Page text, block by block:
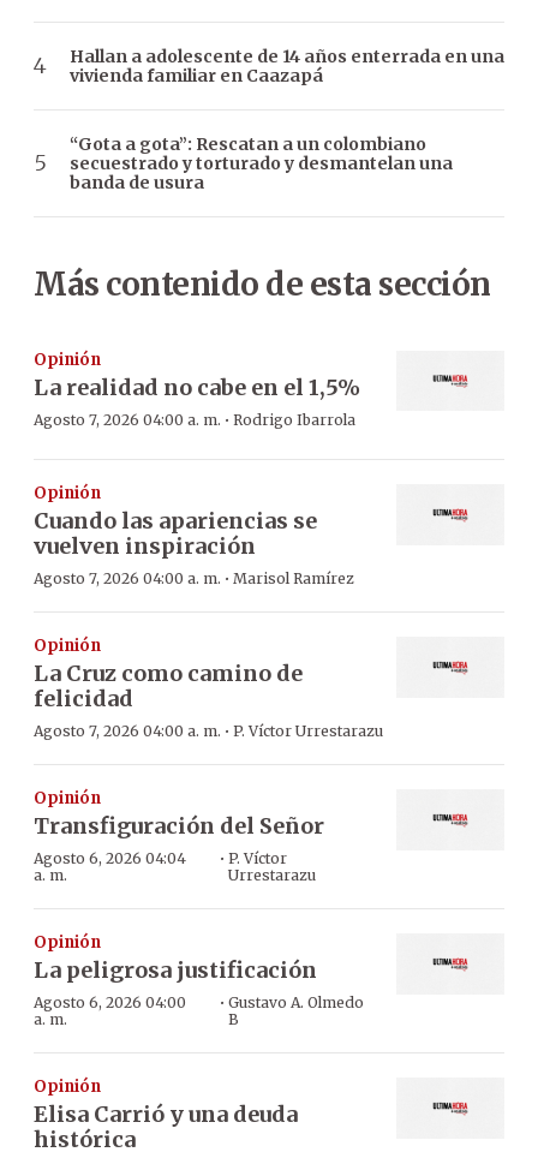
Hallan a adolescente de 14 años enterrada en una
vivienda familiar en Caazapá
“Gota a gota”: Rescatan a un colombiano
secuestrado y torturado y desmantelan una
banda de usura
Más contenido de esta sección
Opinión
La realidad no cabe en el 1,5%
Agosto 7, 2026 04:00 a. m. · Rodrigo Ibarrola
Opinión
Cuando las apariencias se
vuelven inspiración
Agosto 7, 2026 04:00 a. m. · Marisol Ramírez
Opinión
La Cruz como camino de
felicidad
Agosto 7, 2026 04:00 a. m. · P. Víctor Urrestarazu
Opinión
Transfiguración del Señor
Agosto 6, 2026 04:04
a. m.
· P. Víctor
Urrestarazu
Opinión
La peligrosa justificación
Agosto 6, 2026 04:00
a. m.
· Gustavo A. Olmedo
B
Opinión
Elisa Carrió y una deuda
histórica